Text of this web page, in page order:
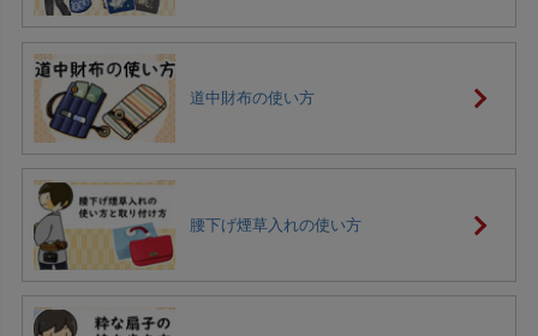
道中財布の使い方
腰下げ煙草入れの使い方